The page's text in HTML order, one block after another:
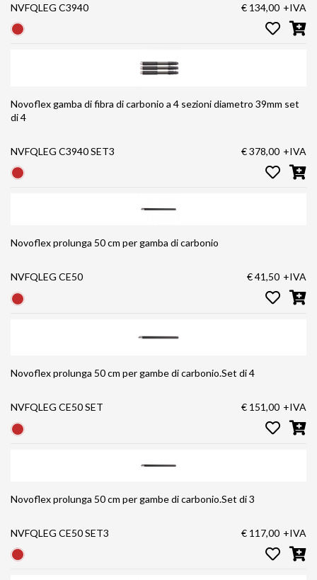
NVFQLEG C3940 € 134,00 +IVA
Novoflex gamba di fibra di carbonio a 4 sezioni diametro 39mm set
di 4
NVFQLEG C3940 SET3 € 378,00 +IVA
Novoflex prolunga 50 cm per gamba di carbonio
NVFQLEG CE50 € 41,50 +IVA
Novoflex prolunga 50 cm per gambe di carbonio.Set di 4
NVFQLEG CE50 SET € 151,00 +IVA
Novoflex prolunga 50 cm per gambe di carbonio.Set di 3
NVFQLEG CE50 SET3 € 117,00 +IVA